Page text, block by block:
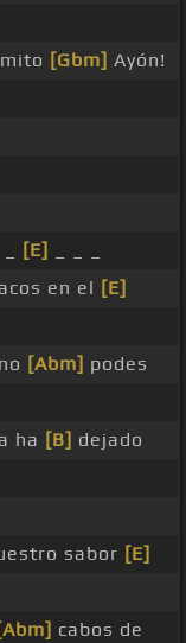
[Gbm] Ayón!
[E]
en el [E]
[Abm] podes
ha [B] dejado
sabor [E]
[Abm] cabos de